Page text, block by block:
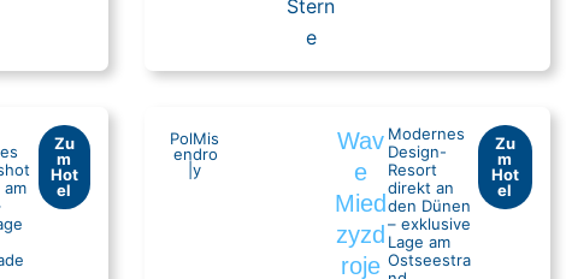
Zu
m
Hot
el
Pol
en
Mis
dro
y
Wav
e
Mied
zyzd
roje
Modernes
Design-
Resort
direkt an
den Dünen
– exklusive
Lage am
Ostseestra
Zu
m
Hot
el